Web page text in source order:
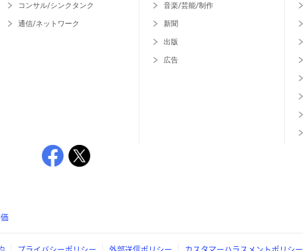
コンサル/シンクタンク
通信/ネットワーク
音楽/芸能/制作
新聞
出版
広告